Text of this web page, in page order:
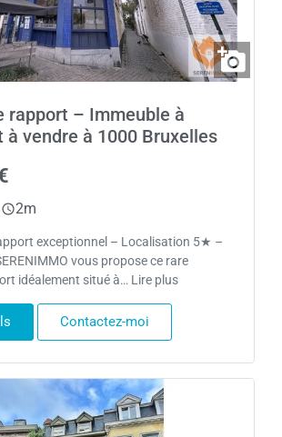
rapport – Immeuble à
à vendre à 1000 Bruxelles
2m
exceptionnel – Localisation 5★ –
vous propose ce rare
idéalement situé à… Lire plus
Contactez-moi